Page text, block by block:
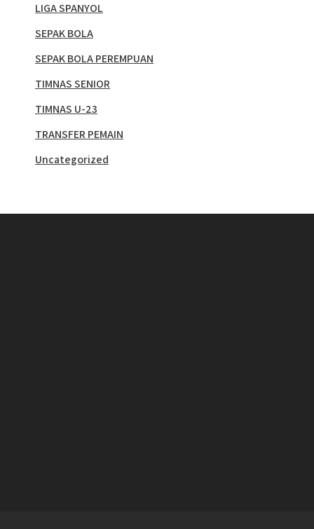
LIGA SPANYOL
SEPAK BOLA
SEPAK BOLA PEREMPUAN
TIMNAS SENIOR
TIMNAS U-23
TRANSFER PEMAIN
Uncategorized